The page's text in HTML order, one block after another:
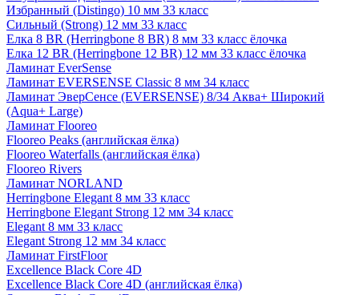
Избранный (Distingo) 10 мм 33 класс
Сильный (Strong) 12 мм 33 класс
Елка 8 BR (Herringbone 8 BR) 8 мм 33 класс ёлочка
Елка 12 BR (Herringbone 12 BR) 12 мм 33 класс ёлочка
Ламинат EverSense
Ламинат EVERSENSE Classic 8 мм 34 класс
Ламинат ЭверСенсе (EVERSENSE) 8/34 Аква+ Широкий
(Aqua+ Large)
Ламинат Flooreo
Flooreo Peaks (английская ёлка)
Flooreo Waterfalls (английская ёлка)
Flooreo Rivers
Ламинат NORLAND
Herringbone Elegant 8 мм 33 класс
Herringbone Elegant Strong 12 мм 34 класс
Elegant 8 мм 33 класс
Elegant Strong 12 мм 34 класс
Ламинат FirstFloor
Excellence Black Core 4D
Excellence Black Core 4D (английская ёлка)